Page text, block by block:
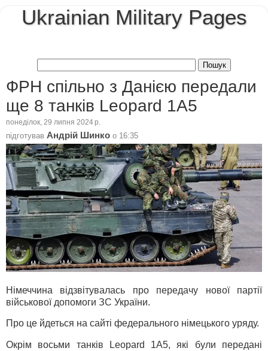
Ukrainian Military Pages
ФРН спільно з Данією передали
ще 8 танків Leopard 1A5
понеділок, 29 липня 2024 р.
підготував Андрій Шинко о 16:35
Німеччина відзвітувалась про передачу нової партії
військової допомоги ЗС України.
Про це йдеться на сайті федерального німецького уряду.
Окрім восьми танків Leopard 1A5, які були передані